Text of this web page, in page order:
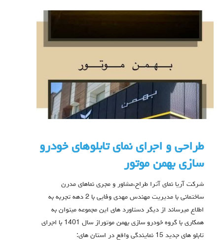
طراحی و اجرای نمای تابلوهای خودرو
سازی بهمن موتور
شرکت آریا نمای آترا طراح،مشاور و مجری نماهای مدرن
ساختمانی با مدیریت مهندس مهدی وفایی با 2 دهه تجربه به
اطلاع میرساند از دیگر دستاورد های این مجموعه میتوان به
همکاری با گروه خودرو سازی بهمن موتوراز سال 1401 با اجرای
تابلو های جدید 15 نمایندگی واقع در استان های: